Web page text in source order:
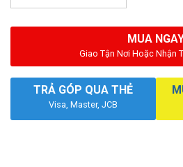
MUA
Giao Tận Nơi Hoặc Nhận
TRẢ GÓP QUA THẺ
Visa, Master, JCB